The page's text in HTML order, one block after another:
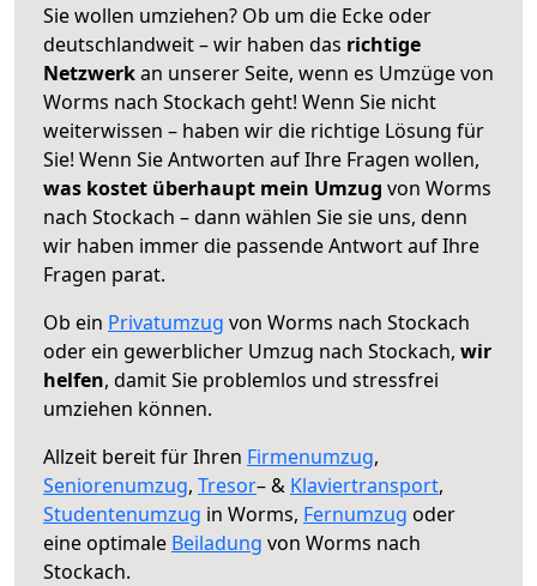
Sie wollen umziehen? Ob um die Ecke oder
deutschlandweit – wir haben das richtige
Netzwerkan unserer Seite, wenn es Umzüge von
Worms nach Stockach geht! Wenn Sie nicht
weiterwissen – haben wir die richtige Lösung für
Sie! Wenn Sie Antworten auf Ihre Fragen wollen,
was kostet überhaupt mein Umzug von Worms
nach Stockach – dann wählen Sie sie uns, denn
wir haben immer die passende Antwort auf Ihre
Fragen parat.
Ob ein Privatumzug von Worms nach Stockach
oder ein gewerblicher Umzug nach Stockach, wir
helfen, damit Sie problemlos und stressfrei
umziehen können.
Allzeit bereit für Ihren Firmenumzug,
Seniorenumzug, Tresor– & Klaviertransport,
Studentenumzug in Worms, Fernumzug oder
eine optimale Beiladung von Worms nach
Stockach.